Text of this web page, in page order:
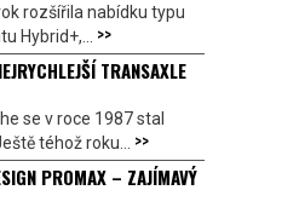
rozšířila nabídku typu
Hybrid+,... >>
TRANSAXLE
se v roce 1987 stal
téhož roku... >>
PROMAX – ZAJÍMAVÝ